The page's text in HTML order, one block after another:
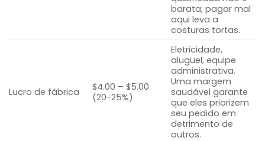
barata; pagar mal
aqui leva a
costuras tortas.
Lucro de fábrica
$4.00 – $5.00
(20-25%)
Eletricidade,
aluguel, equipe
administrativa.
Uma margem
saudável garante
que eles priorizem
seu pedido em
detrimento de
outros.